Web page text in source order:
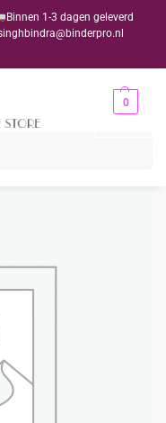
Binnen 1-3 dagen geleverd
0